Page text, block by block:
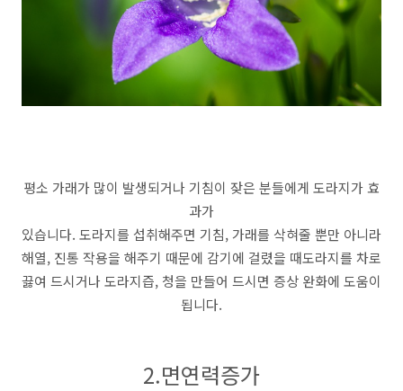
평소 가래가 많이 발생되거나 기침이 잦은 분들에게 도라지가 효
과가
있습니다. 도라지를 섭취해주면 기침, 가래를 삭혀줄 뿐만 아니라
해열, 진통 작용을 해주기 때문에 감기에 걸렸을 때도라지를 차로
끓여 드시거나 도라지즙, 청을 만들어 드시면 증상 완화에 도움이
됩니다.
2.면연력증가